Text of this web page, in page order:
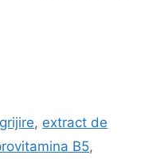
, extract de
B5,